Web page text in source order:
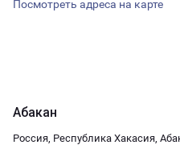
Посмотреть адреса на карте
Абакан
Россия, Республика Хакасия,